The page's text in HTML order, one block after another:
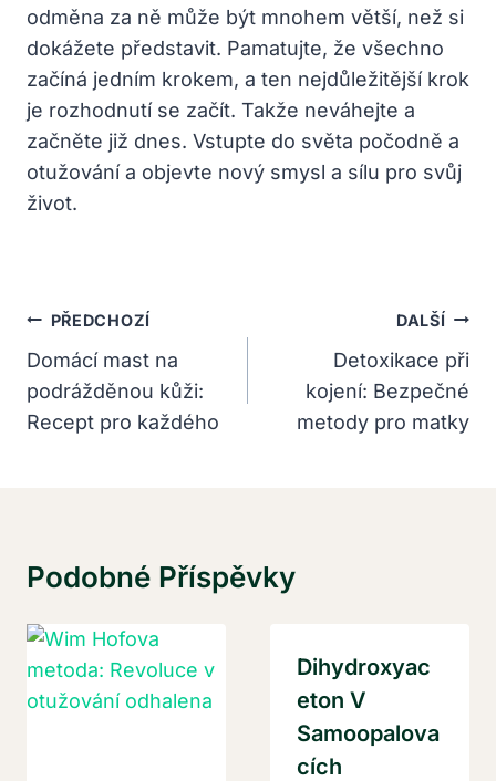
odměna za ně může být mnohem větší, než si
dokážete představit. Pamatujte, že všechno
začíná jedním krokem, a ten nejdůležitější krok
je rozhodnutí se začít. Takže neváhejte a
začněte již dnes. Vstupte do světa počodně a
otužování a objevte nový smysl a sílu pro svůj
život.
Navigace
Pro
Příspěvek
PŘEDCHOZÍ
Domácí mast na
podrážděnou kůži:
Recept pro každého
DALŠÍ
Detoxikace při
kojení: Bezpečné
metody pro matky
Podobné Příspěvky
Dihydroxyac
Eton V
Samoopalova
Cích